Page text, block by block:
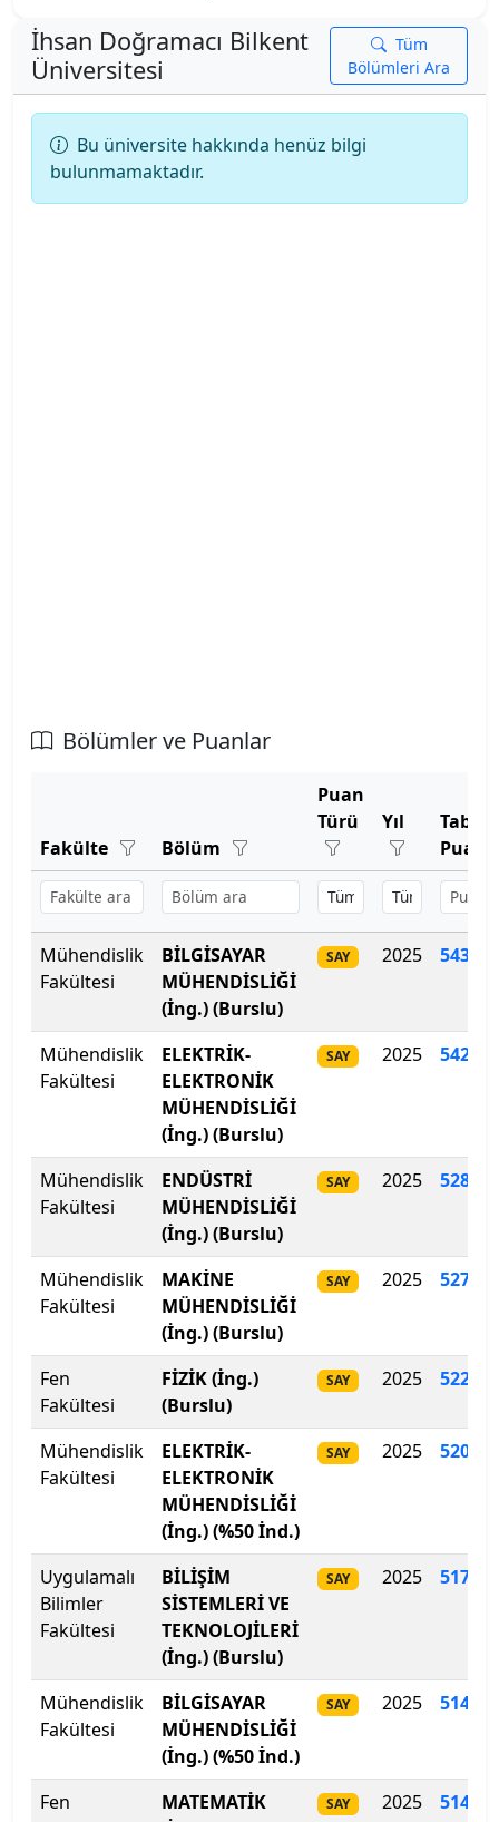
Antalya Bilim Üniversitesi
Ardahan Üniversitesi
Arkın Yaratıcı Sanatlar ve Tasarım Üniversitesi
Başkent Üniversitesi
Başkent Üniversitesi
Başkent Üniversitesi
Batman Üniversitesi
Bayburt Üniversitesi
Beykoz Üniversitesi
Bezm-İ Alem Vakıf Üniversitesi
Bilecik Şeyh Edebali Üniversitesi
Bingöl Üniversitesi
Biruni Üniversitesi
Bitlis Eren Üniversitesi
Boğaziçi Üniversitesi
Bolu Abant İzzet Baysal Üniversitesi
Burdur Mehmet Akif Ersoy Üniversitesi
Bursa Teknik Üniversitesi
Bursa Uludağ Üniversitesi
Çağ Üniversitesi
Çanakkale Onsekiz Mart Üniversitesi
İhsan Doğramacı Bilkent
Üniversitesi
Tüm
Bölümleri Ara
Bu üniversite hakkında henüz bilgi
bulunmamaktadır.
Bölümler ve Puanlar
Fakülte Bölüm
Puan
Türü
Yıl
Taban
Puan
Mühendislik
Fakültesi
BİLGİSAYAR
MÜHENDİSLİĞİ
(İng.) (Burslu)
SAY 2025 543
Mühendislik
Fakültesi
ELEKTRİK-
ELEKTRONİK
MÜHENDİSLİĞİ
(İng.) (Burslu)
SAY 2025 542
Mühendislik
Fakültesi
ENDÜSTRİ
MÜHENDİSLİĞİ
(İng.) (Burslu)
SAY 2025 528
Mühendislik
Fakültesi
MAKİNE
MÜHENDİSLİĞİ
(İng.) (Burslu)
SAY 2025
Fen
Fakültesi
FİZİK (İng.)
(Burslu)
SAY 2025 522
Mühendislik
Fakültesi
ELEKTRİK-
ELEKTRONİK
MÜHENDİSLİĞİ
(İng.) (%50 İnd.)
SAY 2025
Uygulamalı
Bilimler
Fakültesi
BİLİŞİM
SİSTEMLERİ VE
TEKNOLOJİLERİ
(İng.) (Burslu)
SAY 2025 517
Mühendislik
Fakültesi
BİLGİSAYAR
MÜHENDİSLİĞİ
(İng.) (%50 İnd.)
SAY 2025
Fen
MATEMATİK
SAY 2025